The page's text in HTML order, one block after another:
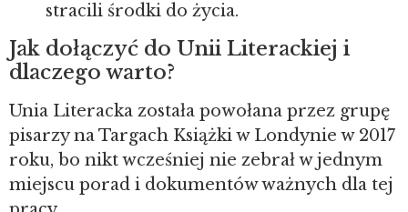
stracili środki do życia.
Jak dołączyć do Unii Literackiej i
dlaczego warto?
Unia Literacka została powołana przez grupę
pisarzy na Targach Książki w Londynie w 2017
roku, bo nikt wcześniej nie zebrał w jednym
miejscu porad i dokumentów ważnych dla tej